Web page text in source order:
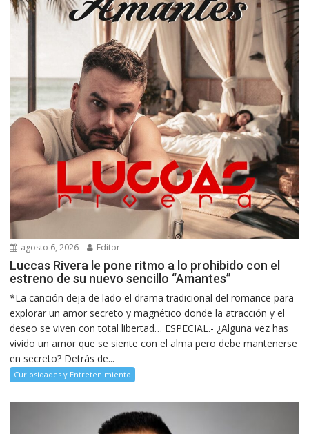
agosto 6, 2026 Editor
Luccas Rivera le pone ritmo a lo prohibido con el
estreno de su nuevo sencillo “Amantes”
*La canción deja de lado el drama tradicional del romance para
explorar un amor secreto y magnético donde la atracción y el
deseo se viven con total libertad… ESPECIAL.- ¿Alguna vez has
vivido un amor que se siente con el alma pero debe mantenerse
en secreto? Detrás de...
Curiosidades y Entretenimiento